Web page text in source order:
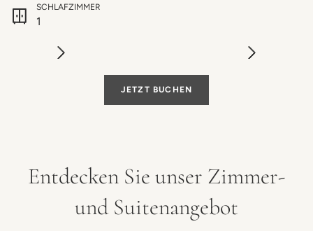
SCHLAFZIMMER
1
JETZT BUCHEN
Entdecken Sie unser Zimmer-
und Suitenangebot